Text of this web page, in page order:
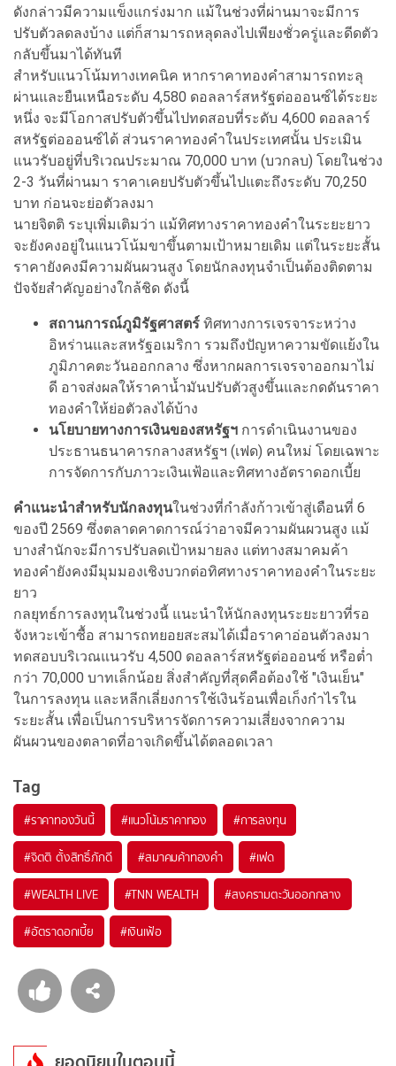
ดังกล่าวมีความแข็งแกร่งมาก แม้ในช่วงที่ผ่านมาจะมีการ
ปรับตัวลดลงบ้าง แต่ก็สามารถหลุดลงไปเพียงชั่วครู่และดีดตัว
กลับขึ้นมาได้ทันที
สำหรับแนวโน้มทางเทคนิค หากราคาทองคำสามารถทะลุ
ผ่านและยืนเหนือระดับ 4,580 ดอลลาร์สหรัฐต่อออนซ์ได้ระยะ
หนึ่ง จะมีโอกาสปรับตัวขึ้นไปทดสอบที่ระดับ 4,600 ดอลลาร์
สหรัฐต่อออนซ์ได้ ส่วนราคาทองคำในประเทศนั้น ประเมิน
แนวรับอยู่ที่บริเวณประมาณ 70,000 บาท (บวกลบ) โดยในช่วง
2-3 วันที่ผ่านมา ราคาเคยปรับตัวขึ้นไปแตะถึงระดับ 70,250
บาท ก่อนจะย่อตัวลงมา
นายจิตติ ระบุเพิ่มเติมว่า แม้ทิศทางราคาทองคำในระยะยาว
จะยังคงอยู่ในแนวโน้มขาขึ้นตามเป้าหมายเดิม แต่ในระยะสั้น
ราคายังคงมีความผันผวนสูง โดยนักลงทุนจำเป็นต้องติดตาม
ปัจจัยสำคัญอย่างใกล้ชิด ดังนี้
สถานการณ์ภูมิรัฐศาสตร์ ทิศทางการเจรจาระหว่าง
อิหร่านและสหรัฐอเมริกา รวมถึงปัญหาความขัดแย้งใน
ภูมิภาคตะวันออกกลาง ซึ่งหากผลการเจรจาออกมาไม่
ดี อาจส่งผลให้ราคาน้ำมันปรับตัวสูงขึ้นและกดดันราคา
ทองคำให้ย่อตัวลงได้บ้าง
นโยบายทางการเงินของสหรัฐฯ การดำเนินงานของ
ประธานธนาคารกลางสหรัฐฯ (เฟด) คนใหม่ โดยเฉพาะ
การจัดการกับภาวะเงินเฟ้อและทิศทางอัตราดอกเบี้ย
คำแนะนำสำหรับนักลงทุนในช่วงที่กำลังก้าวเข้าสู่เดือนที่ 6
ของปี 2569 ซึ่งตลาดคาดการณ์ว่าอาจมีความผันผวนสูง แม้
บางสำนักจะมีการปรับลดเป้าหมายลง แต่ทางสมาคมค้า
ทองคำยังคงมีมุมมองเชิงบวกต่อทิศทางราคาทองคำในระยะ
ยาว
กลยุทธ์การลงทุนในช่วงนี้ แนะนำให้นักลงทุนระยะยาวที่รอ
จังหวะเข้าซื้อ สามารถทยอยสะสมได้เมื่อราคาอ่อนตัวลงมา
ทดสอบบริเวณแนวรับ 4,500 ดอลลาร์สหรัฐต่อออนซ์ หรือต่ำ
กว่า 70,000 บาทเล็กน้อย สิ่งสำคัญที่สุดคือต้องใช้ "เงินเย็น"
ในการลงทุน และหลีกเลี่ยงการใช้เงินร้อนเพื่อเก็งกำไรใน
ระยะสั้น เพื่อเป็นการบริหารจัดการความเสี่ยงจากความ
ผันผวนของตลาดที่อาจเกิดขึ้นได้ตลอดเวลา
Tag
#ราคาทองวันนี้ #แนวโน้มราคาทอง #การลงทุน
#จิตติ ตั้งสิทธิ์ภักดี #สมาคมค้าทองคำ #เฟด
#WEALTH LIVE #TNN WEALTH #สงครามตะวันออกกลาง
#อัตราดอกเบี้ย #เงินเฟ้อ